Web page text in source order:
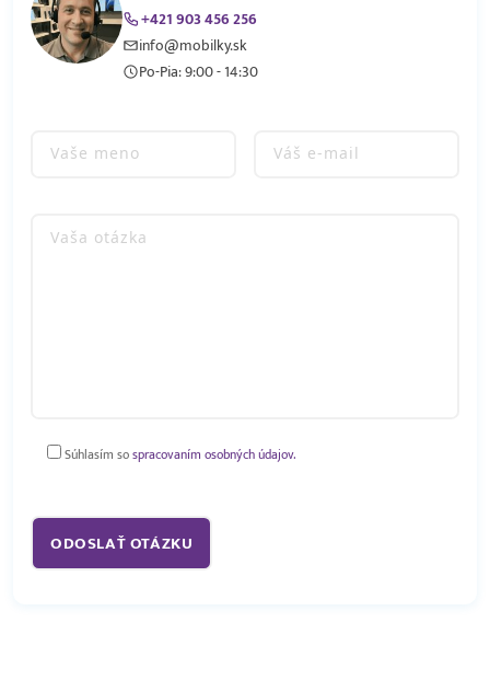
+421 903 456 256
info@mobilky.sk
Po-Pia: 9:00 - 14:30
Súhlasím sospracovaním osobných údajov.